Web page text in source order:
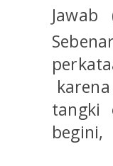
tangki
begini,